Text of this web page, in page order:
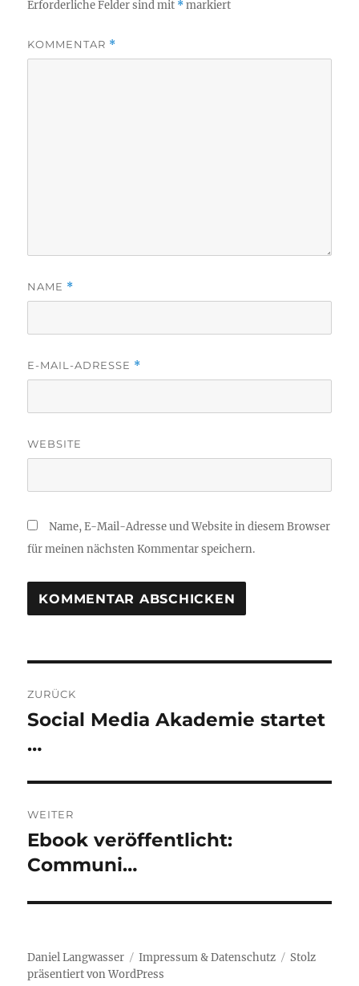
Erforderliche Felder sind mit *markiert
KOMMENTAR *
NAME *
E-MAIL-ADRESSE *
WEBSITE
Name, E-Mail-Adresse und Website in diesem Browser
für meinen nächsten Kommentar speichern.
ZURÜCK
Vorheriger
Social Media Akademie startet
…
WEITER
Nächster
Beitrag:
Ebook veröffentlicht:
Communi…
Daniel Langwasser Impressum & Datenschutz
Stolz
präsentiert von WordPress